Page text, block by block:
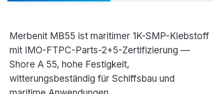
Merbenit MB55 ist maritimer 1K-SMP-Klebstoff
mit IMO-FTPC-Parts-2+5-Zertifizierung —
Shore A 55, hohe Festigkeit,
witterungsbeständig für Schiffsbau und